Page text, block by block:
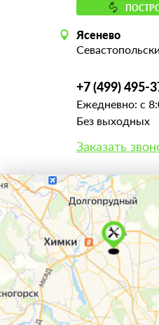
Ясенево
+7 (499) 495-
Ежедневно: с
Без выходных
Заказать